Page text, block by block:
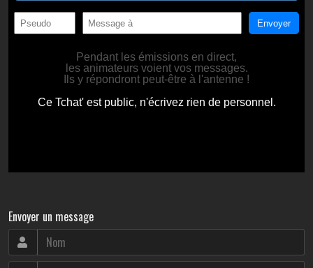
Envoyer un message